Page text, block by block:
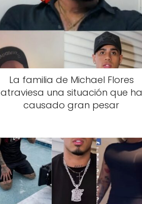
La familia de Michael Flores
atraviesa una situación que ha
causado gran pesar